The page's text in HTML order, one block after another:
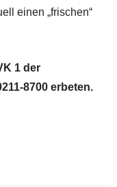
einen „frischen“
1 der
8700 erbeten.